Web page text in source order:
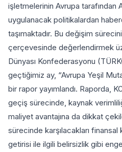
işletmelerinin Avrupa tarafından
uygulanacak politikalardan
taşımaktadır. Bu değişim
çerçevesinde değerlendirmek
Dünyası Konfederasyonu
geçtiğimiz ay, “Avrupa Yeşil
bir rapor yayımlandı. Raporda,
geçiş sürecinde, kaynak
maliyet avantajına da dikkat
sürecinde karşılacakları finansal
getirisi ile ilgili belirsizlik gibi